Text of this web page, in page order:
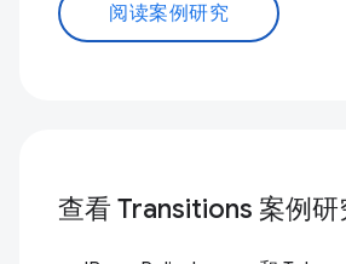
阅读案例研究
查看 Transitions 案例研